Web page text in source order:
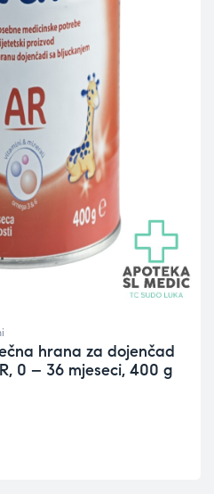
hrana za dojenčad
0 – 36 mjeseci, 400 g